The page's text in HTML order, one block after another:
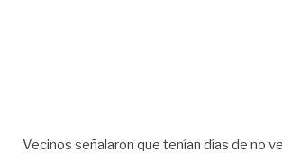
Vecinos señalaron que tenían días de no